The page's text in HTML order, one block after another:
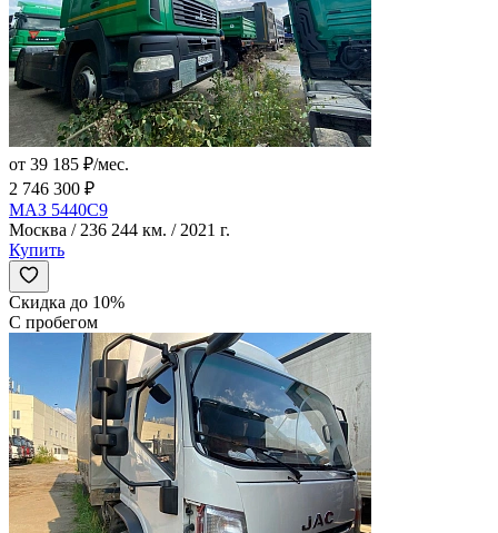
от 39 185 ₽/мес.
2 746 300 ₽
МАЗ 5440C9
Москва / 236 244 км. / 2021 г.
Купить
Скидка до 10%
С пробегом